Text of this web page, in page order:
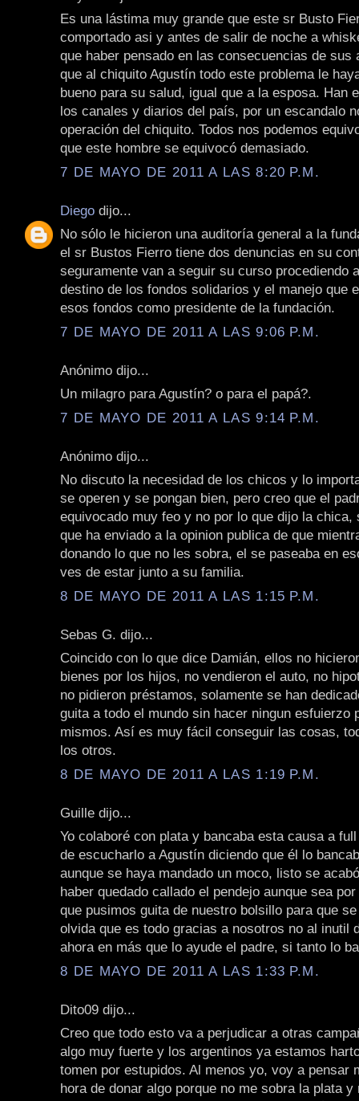
Es una lástima muy grande que este sr Busto
comportado asi y antes de salir de noche a
que haber pensado en las consecuencias de sus
que al chiquito Agustín todo este problema le
bueno para su salud, igual que a la esposa. Han
los canales y diarios del país, por un escandalo
operación del chiquito. Todos nos podemos
que este hombre se equivocó demasiado.
7 DE MAYO DE 2011 A LAS 8:20 P.M.
Diego dijo...
No sólo le hicieron una auditoría general a la
el sr Bustos Fierro tiene dos denuncias en su
seguramente van a seguir su curso procediendo
destino de los fondos solidarios y el manejo que
esos fondos como presidente de la fundación.
7 DE MAYO DE 2011 A LAS 9:06 P.M.
Anónimo dijo...
Un milagro para Agustín? o para el papá?.
7 DE MAYO DE 2011 A LAS 9:14 P.M.
Anónimo dijo...
No discuto la necesidad de los chicos y lo
se operen y se pongan bien, pero creo que el
equivocado muy feo y no por lo que dijo la chica,
que ha enviado a la opinion publica de que
donando lo que no les sobra, el se paseaba en
ves de estar junto a su familia.
8 DE MAYO DE 2011 A LAS 1:15 P.M.
Sebas G. dijo...
Coincido con lo que dice Damián, ellos no
bienes por los hijos, no vendieron el auto, no
no pidieron préstamos, solamente se han
guita a todo el mundo sin hacer ningun esfuierzo
mismos. Así es muy fácil conseguir las cosas,
los otros.
8 DE MAYO DE 2011 A LAS 1:19 P.M.
Guille dijo...
Yo colaboré con plata y bancaba esta causa a
de escucharlo a Agustín diciendo que él lo
aunque se haya mandado un moco, listo se
haber quedado callado el pendejo aunque sea
que pusimos guita de nuestro bolsillo para que
olvida que es todo gracias a nosotros no al inutil
ahora en más que lo ayude el padre, si tanto lo
8 DE MAYO DE 2011 A LAS 1:33 P.M.
Dito09 dijo...
Creo que todo esto va a perjudicar a otras
algo muy fuerte y los argentinos ya estamos
tomen por estupidos. Al menos yo, voy a pensar
hora de donar algo porque no me sobra la plata y